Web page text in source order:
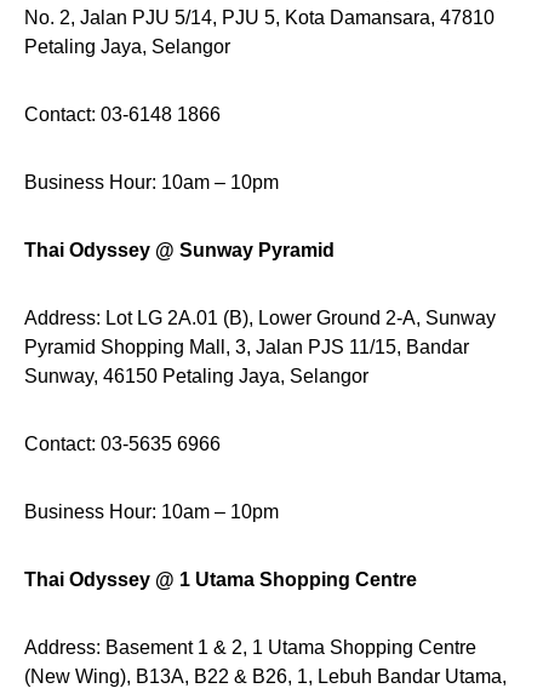
No. 2, Jalan PJU 5/14, PJU 5, Kota Damansara, 47810
Petaling Jaya, Selangor
Contact: 03-6148 1866
Business Hour: 10am – 10pm
Thai Odyssey @ Sunway Pyramid
Address: Lot LG 2A.01 (B), Lower Ground 2-A, Sunway
Pyramid Shopping Mall, 3, Jalan PJS 11/15, Bandar
Sunway, 46150 Petaling Jaya, Selangor
Contact: 03-5635 6966
Business Hour: 10am – 10pm
Thai Odyssey @ 1 Utama Shopping Centre
Address: Basement 1 & 2, 1 Utama Shopping Centre
(New Wing), B13A, B22 & B26, 1, Lebuh Bandar Utama,